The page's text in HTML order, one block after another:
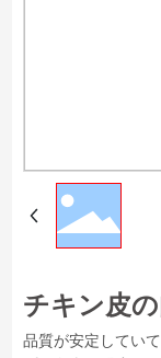
チキン皮
品質が安定してい